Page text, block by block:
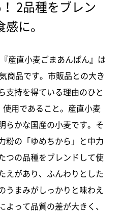
2品種をブレン
に。
産直小麦ごまあんぱん』は
商品です。市販品との大き
支持を得ている理由のひと
用であること。産直小麦
らかな国産の小麦です。そ
粉の「ゆめちから」と中力
つの品種をブレンドして使
えがあり、ふんわりとした
うまみがしっかりと味わえ
よって品質の差が大きく、